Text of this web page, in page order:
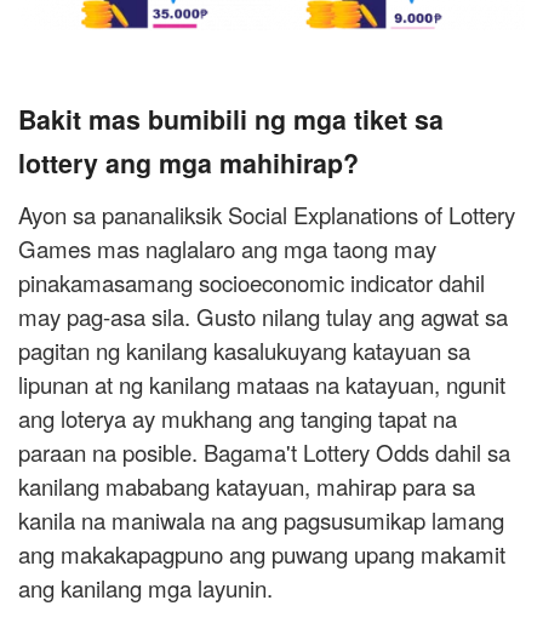
Bakit mas bumibili ng mga tiket sa
lottery ang mga mahihirap?
Ayon sa pananaliksik Social Explanations of Lottery
Games mas naglalaro ang mga taong may
pinakamasamang socioeconomic indicator dahil
may pag-asa sila. Gusto nilang tulay ang agwat sa
pagitan ng kanilang kasalukuyang katayuan sa
lipunan at ng kanilang mataas na katayuan, ngunit
ang loterya ay mukhang ang tanging tapat na
paraan na posible. Bagama't Lottery Odds dahil sa
kanilang mababang katayuan, mahirap para sa
kanila na maniwala na ang pagsusumikap lamang
ang makakapagpuno ang puwang upang makamit
ang kanilang mga layunin.